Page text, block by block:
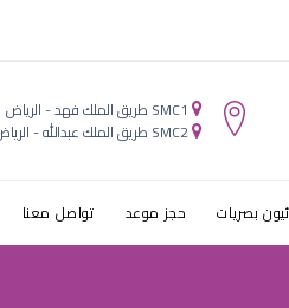
SMC1 طريق الملك فهد - الرياض
SMC2 طريق الملك عبدالله - الرياض
بصريات حجز موعد تواصل معنا